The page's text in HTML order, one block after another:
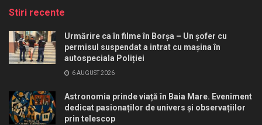
Stiri recente
Urmărire ca în filme în Borșa – Un șofer cu
permisul suspendat a intrat cu mașina în
autospeciala Poliției
6 AUGUST 2026
Astronomia prinde viață în Baia Mare. Eveniment
dedicat pasionaților de univers și observațiilor
prin telescop